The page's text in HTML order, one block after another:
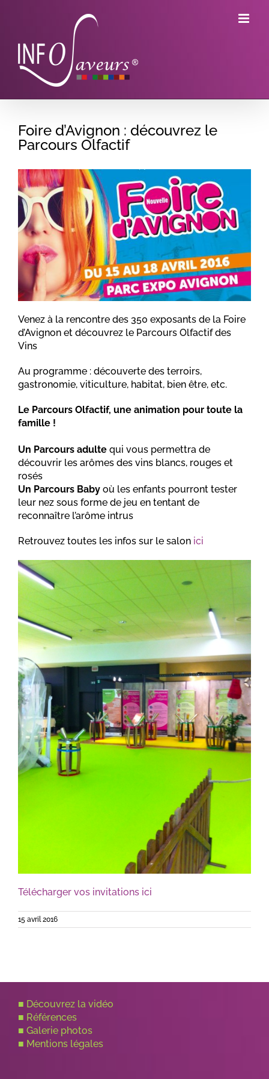
Foire d’Avignon : découvrez le
Parcours Olfactif
Venez à la rencontre des 350 exposants de la Foire
d’Avignon et découvrez le Parcours Olfactif des
Vins
Au programme : découverte des terroirs,
gastronomie, viticulture, habitat, bien être, etc.
Le Parcours Olfactif, une animation pour toute la
famille !
Un Parcours adulte qui vous permettra de
découvrir les arômes des vins blancs, rouges et
rosés
Un Parcours Baby où les enfants pourront tester
leur nez sous forme de jeu en tentant de
reconnaître l’arôme intrus
Retrouvez toutes les infos sur le salon ici
Télécharger vos invitations ici
15 avril 2016
■ Découvrez la vidéo
■ Références
■ Galerie photos
■ Mentions légales